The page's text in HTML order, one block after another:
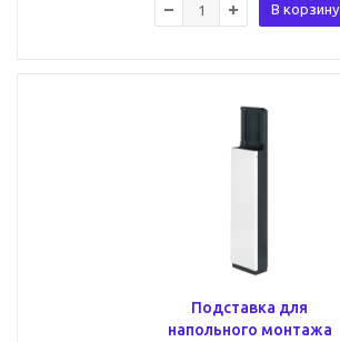
В корзину
Подставка для
напольного монтажа